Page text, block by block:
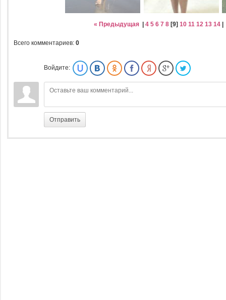
« Предыдущая 4 5 6 7 8 [9] 10 11 12 13 14
Всего комментариев: 0
Войдите:
Отправить